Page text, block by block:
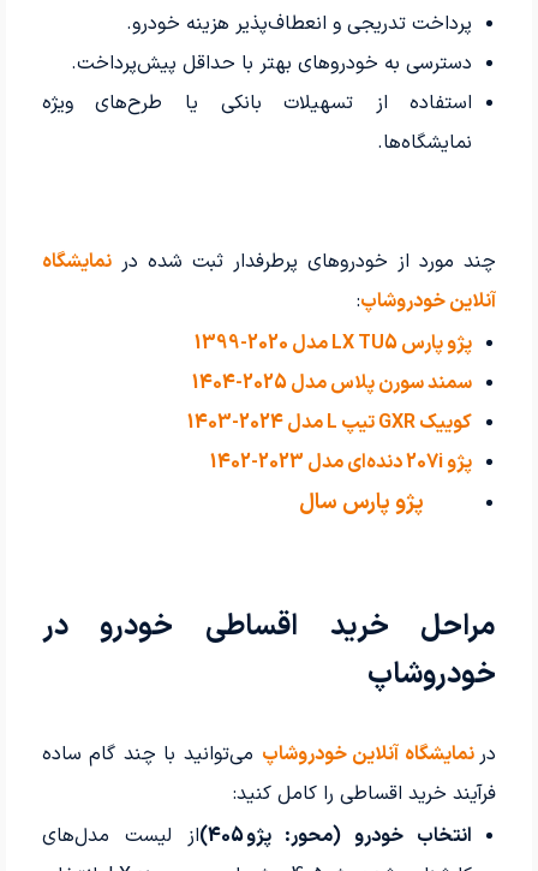
پرداخت تدریجی و انعطاف‌پذیر هزینه خودرو.
دسترسی به خودروهای بهتر با حداقل پیش‌پرداخت.
استفاده از تسهیلات بانکی یا طرح‌های ویژه
نمایشگاه‌ها.
چند مورد از خودروهای پرطرفدار ثبت شده درنمایشگاه
آنلاین خودروشاپ:
پژو پارس LX TU5 مدل 2020-1399
سمند سورن پلاس مدل 2025-1404
کوییک GXR تیپ L مدل 2024-1403
پژو 207i دنده‌ای مدل 2023-1402
پژو پارس سال
مراحل خرید اقساطی خودرو در
خودروشاپ
در نمایشگاه آنلاین خودروشاپ می‌توانید با چند گام ساده
فرآیند خرید اقساطی را کامل کنید:
انتخاب خودرو (محور: پژو 405)
از لیست مدل‌های